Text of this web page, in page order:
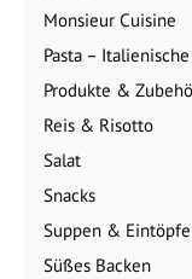
Monsieur Cuisine
Pasta –
Produkte &
Reis & Risotto
Salat
Snacks
Suppen & Eintöpfe
Süßes Backen